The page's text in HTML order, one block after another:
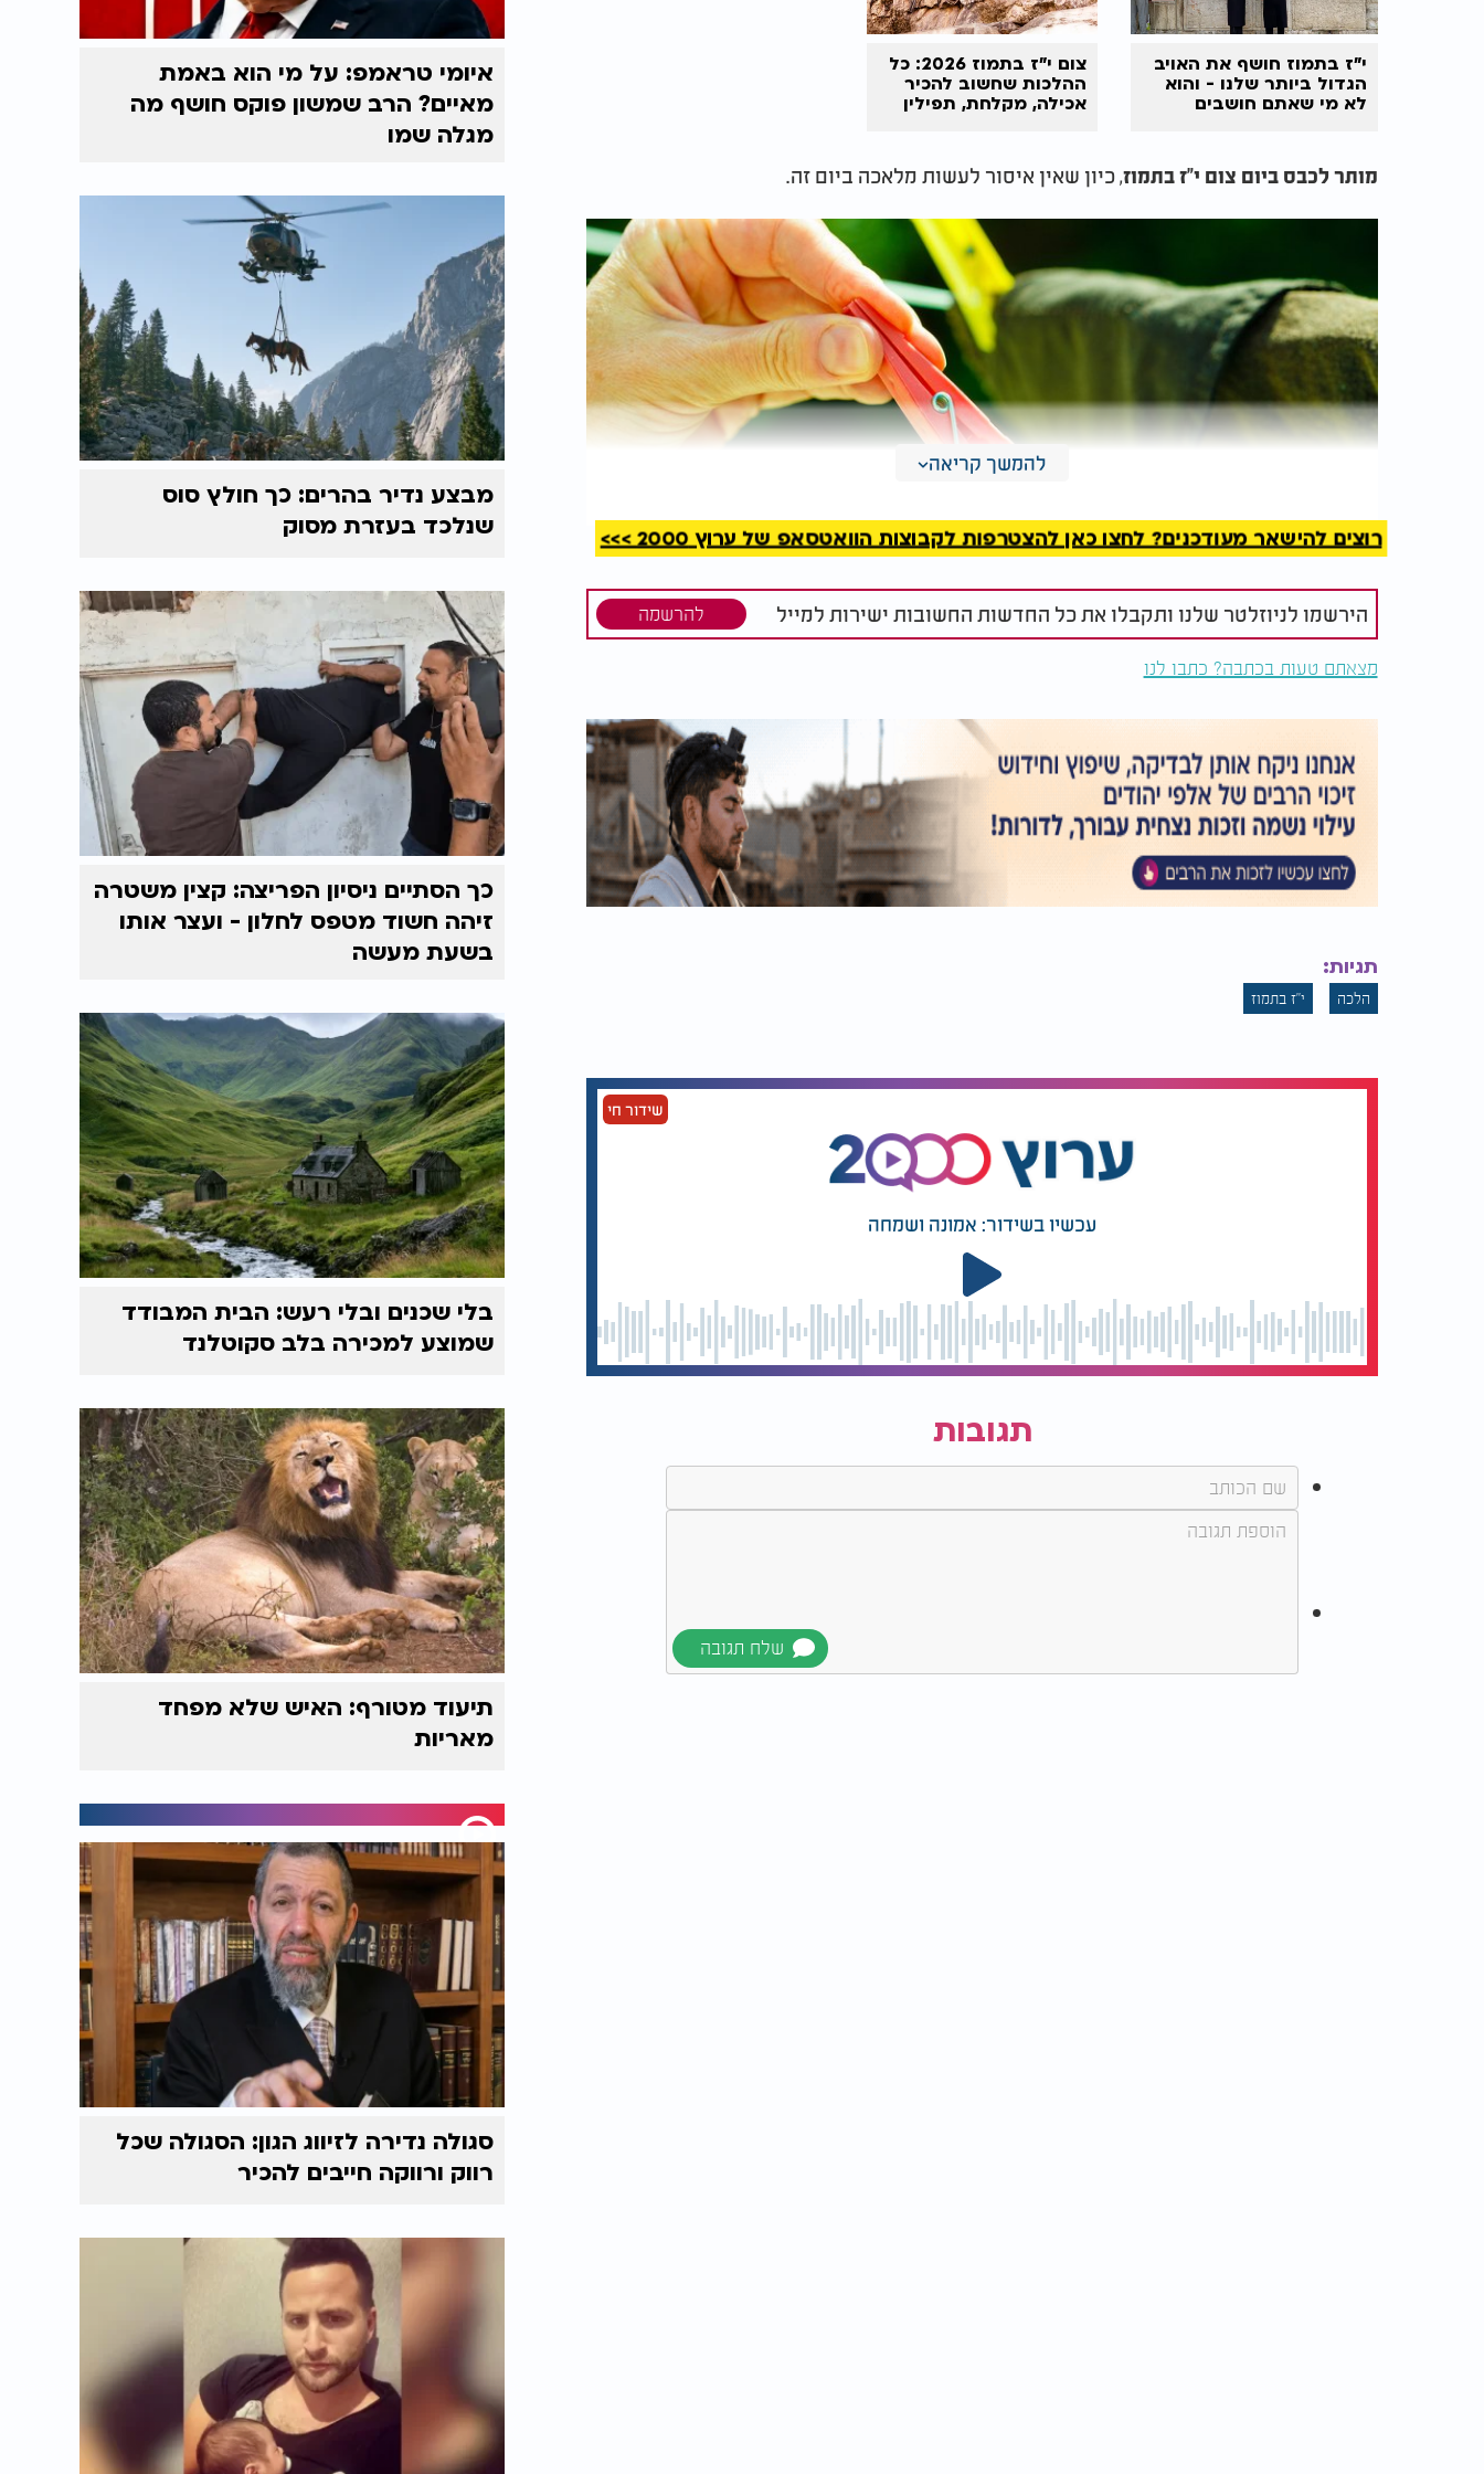
י"ז בתמוז חושף את האויב
הגדול ביותר שלנו - והוא
לא מי שאתם חושבים
צום י"ז בתמוז 2026: כל
ההלכות שחשוב להכיר
אכילה, מקלחת, תפילין
מותר לכבס ביום צום י"ז בתמוז, כיון שאין איסור לעשות מלאכה ביום זה.
להמשך קריאה
רוצים להישאר מעודכנים? לחצו כאן להצטרפות לקבוצות הוואטסאפ של ערוץ 2000 >>>
הירשמו לניוזלטר שלנו ותקבלו את כל החדשות החשובות ישירות למייל להרשמה
מצאתם טעות בכתבה? כתבו לנו
תגיות:
הלכה י"ז בתמוז
שידור חי
עכשיו בשידור: אמונה ושמחה
תגובות
איומי טראמפ: על מי הוא באמת
מאיים? הרב שמשון פוקס חושף מה
מגלה שמו
מבצע נדיר בהרים: כך חולץ סוס
שנלכד בעזרת מסוק
כך הסתיים ניסיון הפריצה: קצין משטרה
זיהה חשוד מטפס לחלון - ועצר אותו
בשעת מעשה
בלי שכנים ובלי רעש: הבית המבודד
שמוצע למכירה בלב סקוטלנד
תיעוד מטורף: האיש שלא מפחד
מאריות
סגולה נדירה לזיווג הגון: הסגולה שכל
רווק ורווקה חייבים להכיר